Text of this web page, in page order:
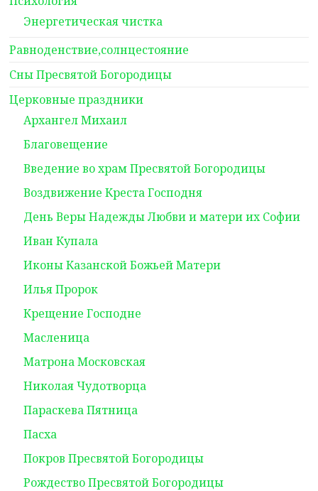
Энергетическая чистка
Равноденствие,солнцестояние
Сны Пресвятой Богородицы
Церковные праздники
Архангел Михаил
Благовещение
Введение во храм Пресвятой Богородицы
Воздвижение Креста Господня
День Веры Надежды Любви и матери их Софии
Иван Купала
Иконы Казанской Божьей Матери
Илья Пророк
Крещение Господне
Масленица
Матрона Московская
Николая Чудотворца
Параскева Пятница
Пасха
Покров Пресвятой Богородицы
Рождество Пресвятой Богородицы